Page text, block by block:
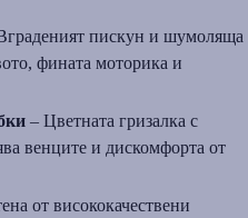
пискун и шумоляща
фината моторика и
– Цветната гризалка с
венците и дискомфорта от
от висококачествени